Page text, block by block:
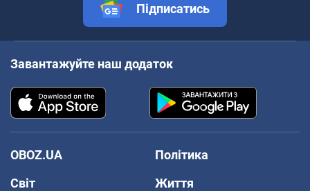
Підписатись
Завантажуйте наш додаток
OBOZ.UA
Політика
Світ
Життя